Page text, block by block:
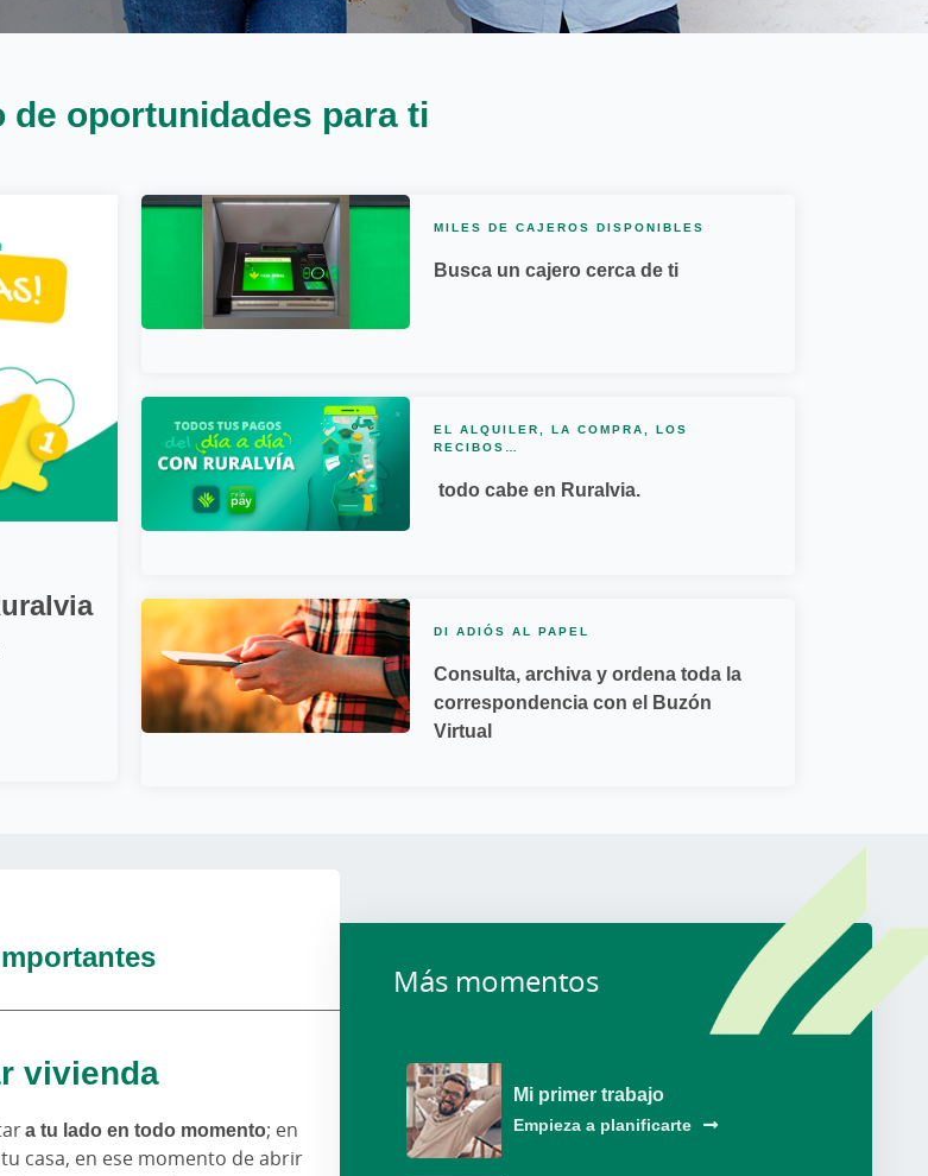
de oportunidades para ti
MILES DE CAJEROS DISPONIBLES
Busca un cajero cerca de ti
EL ALQUILER, LA COMPRA, LOS
RECIBOS…
todo cabe en Ruralvia.
DI ADIÓS AL PAPEL
Consulta, archiva y ordena toda la
correspondencia con el Buzón
Virtual
vivienda
a tu lado en todo momento; en
casa, en ese momento de abrir
Más momentos
Mi primer trabajo
Empieza a planificarte